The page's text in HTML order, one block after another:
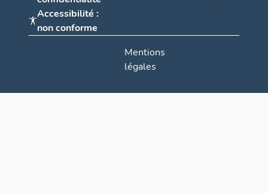
Accessibilité :
non conforme
Mentions
légales